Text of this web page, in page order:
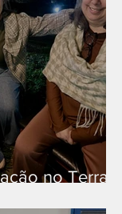
no Terra